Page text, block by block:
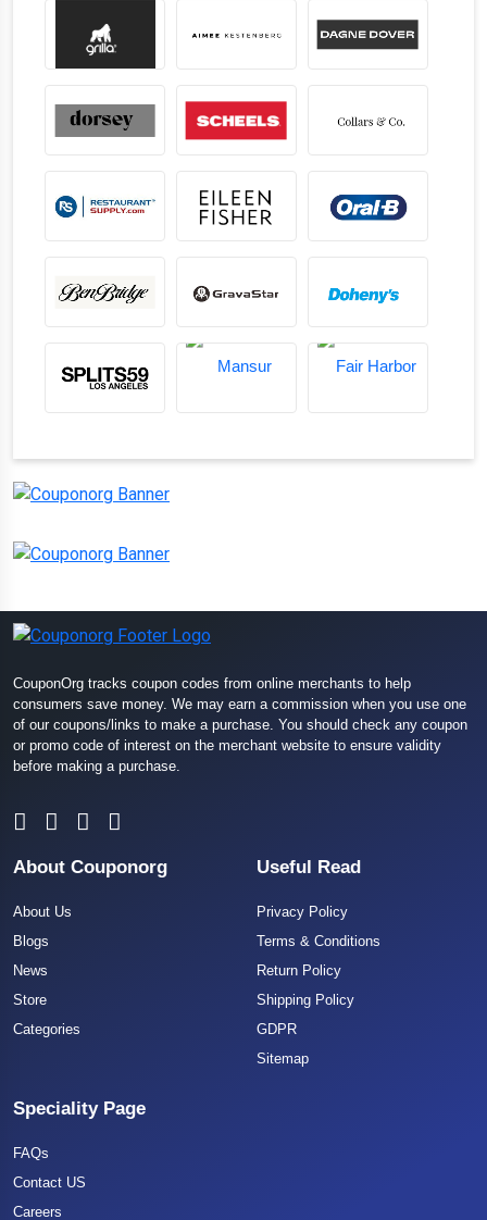
CouponOrg tracks coupon codes from online merchants to help
consumers save money. We may earn a commission when you use one
of our coupons/links to make a purchase. You should check any coupon
or promo code of interest on the merchant website to ensure validity
before making a purchase.
About Couponorg
About Us
Blogs
News
Store
Categories
Useful Read
Privacy Policy
Terms & Conditions
Return Policy
Shipping Policy
GDPR
Sitemap
Speciality Page
FAQs
Contact US
Careers